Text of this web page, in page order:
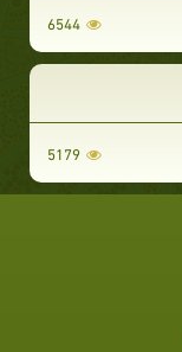
6544
5179